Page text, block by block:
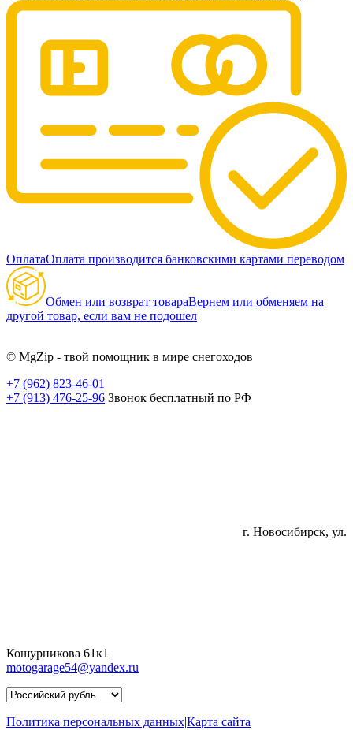
ОплатаОплата производится банковскими картами переводом
Обмен или возврат товараВернем или обменяем на
другой товар, если вам не подошел
© MgZip - твой помощник в мире снегоходов
+7 (962) 823-46-01
+7 (913) 476-25-96 Звонок бесплатный по РФ
г. Новосибирск, ул.
Кошурникова 61к1
motogarage54@yandex.ru
Политика персональных данных|Карта сайта